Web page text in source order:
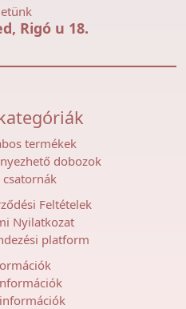
Rigó u 18.
termékek
dobozok
csatornák
Feltételek
Nyilatkozat
platform